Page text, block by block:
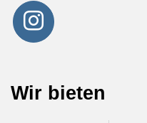
Wir bieten